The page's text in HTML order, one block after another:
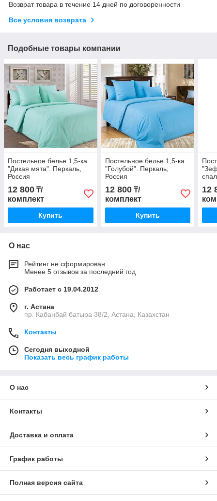
Возврат товара в течение 14 дней по договоренности
Все условия возврата
Подобные товары компании
Постельное белье 1,5-ка
"Дикая мята". Перкаль,
Россия
12 800 ₸/
комплект
Купить
Постельное белье 1,5-ка
"Голубой". Перкаль,
Россия
12 800₸/
комплект
Купить
12
О нас
Рейтинг не сформирован
Менее 5 отзывов за последний год
Работает с 19.04.2012
г. Астана
пр. Кабанбай батыра 38/2, Астана, Казахстан
Контакты
Сегодня выходной
Показать весь график работы
О нас
Контакты
Доставка и оплата
График работы
Полная версия сайта